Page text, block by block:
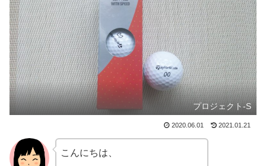
プロジェクト-S
2020.06.01 2021.01.21
こんにちは、